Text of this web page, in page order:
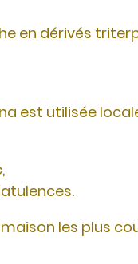
en dérivés
est utilisée
les plus